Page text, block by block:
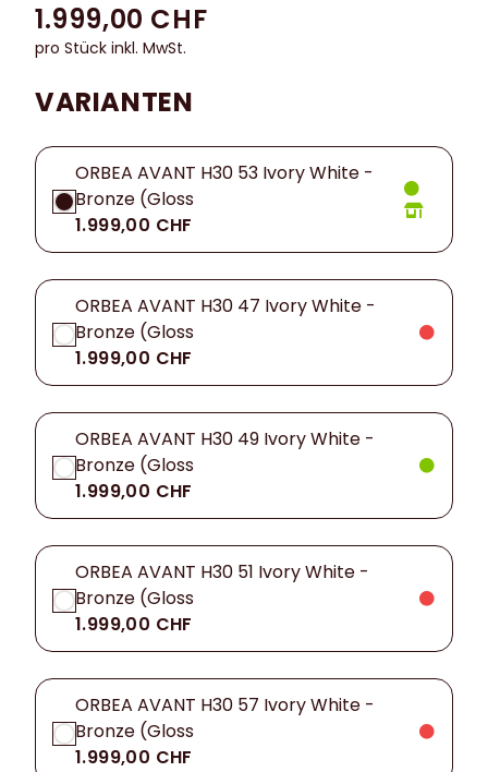
1.999,00 CHF
pro Stück inkl. MwSt.
VARIANTEN
ORBEA AVANT H30 53 Ivory White -
Bronze (Gloss
1.999,00 CHF
ORBEA AVANT H30 47 Ivory White -
Bronze (Gloss
1.999,00 CHF
ORBEA AVANT H30 49 Ivory White -
Bronze (Gloss
1.999,00 CHF
ORBEA AVANT H30 51 Ivory White -
Bronze (Gloss
1.999,00 CHF
ORBEA AVANT H30 57 Ivory White -
Bronze (Gloss
1.999,00 CHF